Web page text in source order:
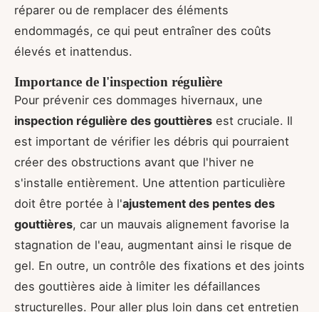
réparer ou de remplacer des éléments
endommagés, ce qui peut entraîner des coûts
élevés et inattendus.
Importance de l'inspection régulière
Pour prévenir ces dommages hivernaux, une
inspection régulière des gouttières est cruciale. Il
est important de vérifier les débris qui pourraient
créer des obstructions avant que l'hiver ne
s'installe entièrement. Une attention particulière
doit être portée à l'ajustement des pentes des
gouttières, car un mauvais alignement favorise la
stagnation de l'eau, augmentant ainsi le risque de
gel. En outre, un contrôle des fixations et des joints
des gouttières aide à limiter les défaillances
structurelles. Pour aller plus loin dans cet entretien